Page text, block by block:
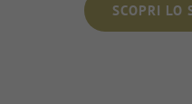
SCOPRI LO